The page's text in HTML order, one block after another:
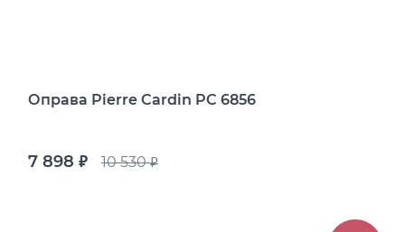
Оправа Pierre Cardin PC 6856
7 898 руб. 10 530руб.